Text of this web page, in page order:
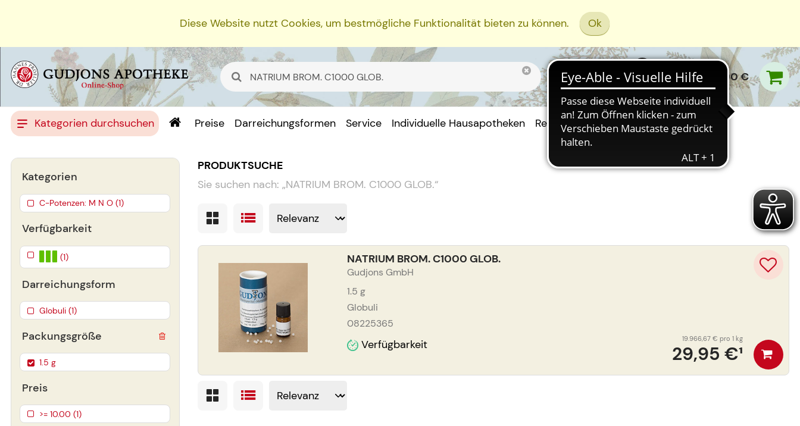
Diese Website nutzt Cookies, um bestmögliche Funktionalität bieten zu können. Ok
0,00 €
Kategorien durchsuchen Preise Darreichungsformen Service Individuelle Hausapotheken Rezept Einreichen
PRODUKTSUCHE
Sie suchen nach: „NATRIUM BROM. C1000 GLOB.“
NATRIUM BROM. C1000 GLOB.
Gudjons GmbH
1.5 g
Globuli
08225365
Verfügbarkeit 29,95 €¹
19.966,67 € pro 1 kg
Verfügbarkeit
(1)
Darreichungsform
Globuli (1)
Packungsgröße
1.5 g
Preis
>= 10.00 (1)
Kategorien
C-Potenzen: M N O (1)